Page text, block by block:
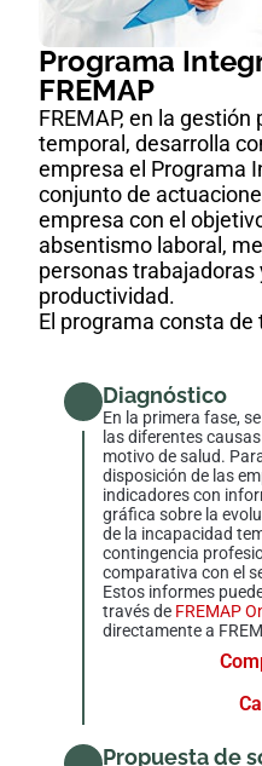
Programa
FREMAP
FREMAP, en la
temporal, desarrolla
empresa el Programa
conjunto de
empresa con el
absentismo laboral,
personas trabajadoras
productividad.
El programa consta de
Diagnóstico
En la primera fase,
las diferentes
motivo de salud.
disposición de las
indicadores con
gráfica sobre la
de la incapacidad
contingencia
comparativa con el
Estos informes
través de FREMAP
directamente a
Propuesta de